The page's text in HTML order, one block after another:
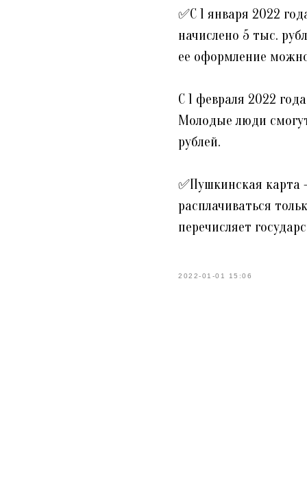
✅С 1 января 2022
начислено 5 тыс.
ее оформление
С 1 февраля 2022
Молодые люди
рублей.
✅Пушкинская карта
расплачиваться
перечисляет
2022-01-01 15:06